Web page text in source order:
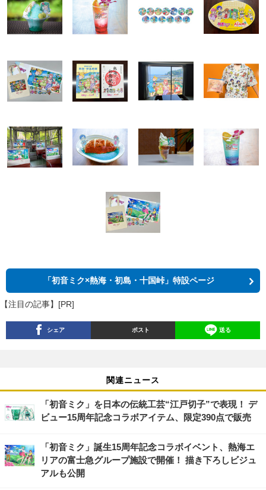
「初音ミク×熱海・初島・十国峠」特設ページ
【注目の記事】[PR]
シェア ポスト 送る
関連ニュース
「初音ミク」を日本の伝統工芸“江戸切子”で表現！ デ
ビュー15周年記念コラボアイテム、限定390点で販売
「初音ミク」誕生15周年記念コラボイベント、熱海エ
リアの富士急グループ施設で開催！ 描き下ろしビジュ
アルも公開